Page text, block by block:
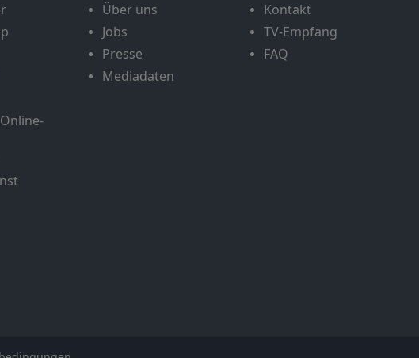
Über uns
Jobs
Presse
Mediadaten
Kontakt
TV-Empfang
FAQ